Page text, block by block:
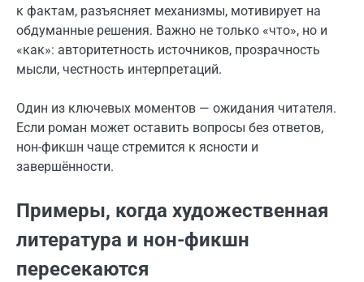
к фактам, разъясняет механизмы, мотивирует на
обдуманные решения. Важно не только «что», но и
«как»: авторитетность источников, прозрачность
мысли, честность интерпретаций.
Один из ключевых моментов — ожидания читателя.
Если роман может оставить вопросы без ответов,
нон-фикшн чаще стремится к ясности и
завершённости.
Примеры, когда художественная
литература и нон-фикшн
пересекаются